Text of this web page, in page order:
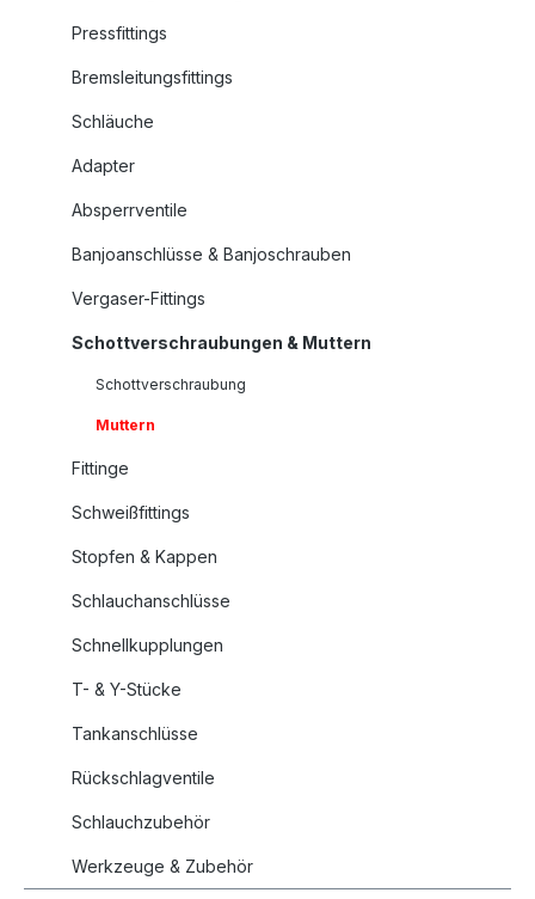
Pressfittings
Bremsleitungsfittings
Schläuche
Adapter
Absperrventile
Banjoanschlüsse & Banjoschrauben
Vergaser-Fittings
Schottverschraubungen & Muttern
Schottverschraubung
Muttern
Fittinge
Schweißfittings
Stopfen & Kappen
Schlauchanschlüsse
Schnellkupplungen
T- & Y-Stücke
Tankanschlüsse
Rückschlagventile
Schlauchzubehör
Werkzeuge & Zubehör